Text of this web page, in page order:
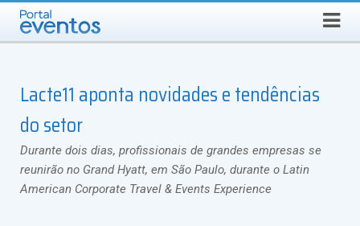
DOMINGO, 9 DE AGOSTO DE 2026 Busca
Lacte11 aponta novidades e tendências
do setor
Durante dois dias, profissionais de grandes empresas se
reunirão no Grand Hyatt, em São Paulo, durante o Latin
American Corporate Travel & Events Experience